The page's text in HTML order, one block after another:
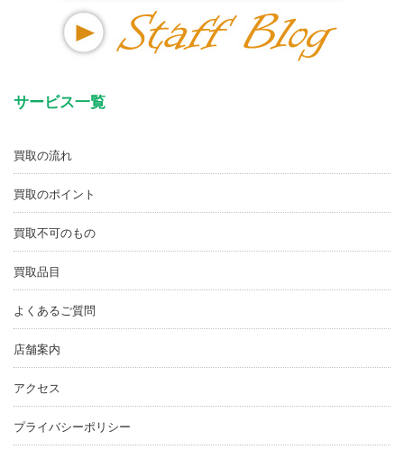
サービス一覧
買取の流れ
買取のポイント
買取不可のもの
買取品目
よくあるご質問
店舗案内
アクセス
プライバシーポリシー